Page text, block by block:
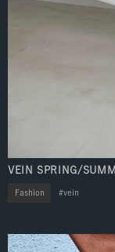
VEIN SPRING/
Fashion vein